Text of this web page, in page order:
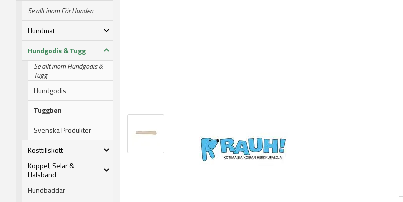
Se allt inom För Hunden
Hundmat
Hundgodis & Tugg
Se allt inom Hundgodis &
Tugg
Hundgodis
Tuggben
Svenska Produkter
Kosttillskott
Koppel, Selar &
Halsband
Hundbäddar